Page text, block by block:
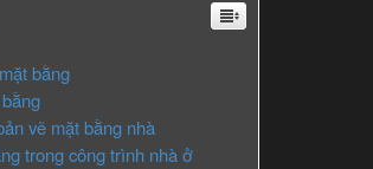
bằng
vẽ mặt bằng nhà
trong công trình nhà ở